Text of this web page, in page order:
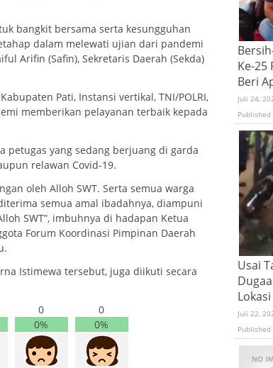
bangkit bersama serta kesungguhan
dalam melewati ujian dari pandemi
Arifin (Safin), Sekretaris Daerah (Sekda)
Pati, Instansi vertikal, TNI/POLRI,
memberikan pelayanan terbaik kepada
petugas yang sedang berjuang di garda
relawan Covid-19.
oleh Alloh SWT. Serta semua warga
semua amal ibadahnya, diampuni
SWT”, imbuhnya di hadapan Ketua
Forum Koordinasi Pimpinan Daerah
Istimewa tersebut, juga diikuti secara
0
0%
0
0%
Ke-25
Beri
Juli 24,
Published
Usai
Lokasi
Juli 22,
Published